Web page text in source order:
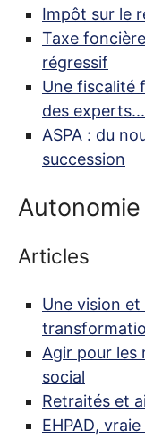
Impôt sur le
Taxe
régressif
Une fiscalité
des experts...
ASPA : du
succession
Autonomie
Articles
Une vision
Agir pour les
social
Retraités et
EHPAD,